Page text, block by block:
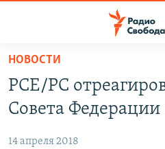
упрощенного
доступа
Вернуться
основному
ПОДКАСТЫ
АВТОРСКИЕ ПРОЕКТЫ
НОВОСТИ
РСЕ/РС
Совета Федерации
14 апреля 2018